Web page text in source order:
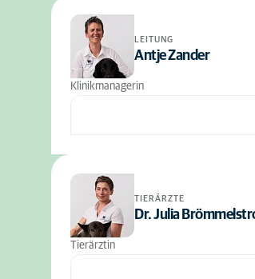
LEITUNG
Antje Zander
Klinikmanagerin
TIERÄRZTE
Dr. Julia
Tierärztin